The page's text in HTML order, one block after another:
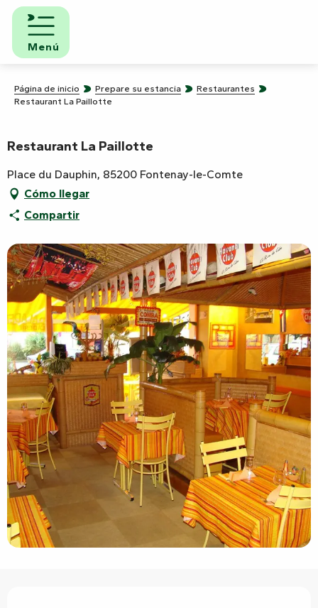
Aller
contenu
principal
Menú
Página de inicio Prepare su estancia
Restaurantes
Restaurant La Paillotte
Restaurant La Paillotte
Place du Dauphin, 85200 Fontenay-le-Comte
Cómo llegar
Compartir